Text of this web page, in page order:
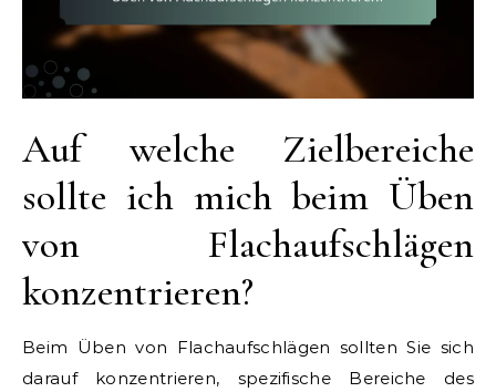
Auf welche Zielbereiche
sollte ich mich beim Üben
von Flachaufschlägen
konzentrieren?
Beim Üben von Flachaufschlägen sollten Sie sich
darauf konzentrieren, spezifische Bereiche des